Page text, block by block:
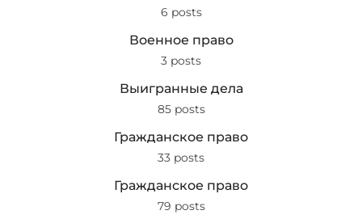
6 posts
Военное право
3 posts
Выигранные дела
85 posts
Гражданское право
33 posts
Гражданское право
79 posts